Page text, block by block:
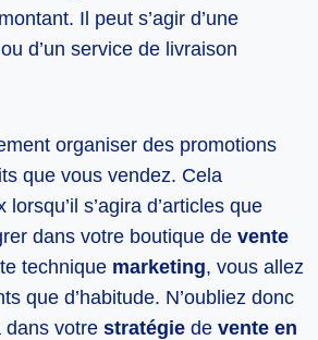
Il peut s’agir d’une
d’un service de livraison
organiser des promotions
que vous vendez. Cela
s’agira d’articles que
dans votre boutique devente
technique marketing, vous allez
que d’habitude. N’oubliez donc
dans votrestratégie devente en